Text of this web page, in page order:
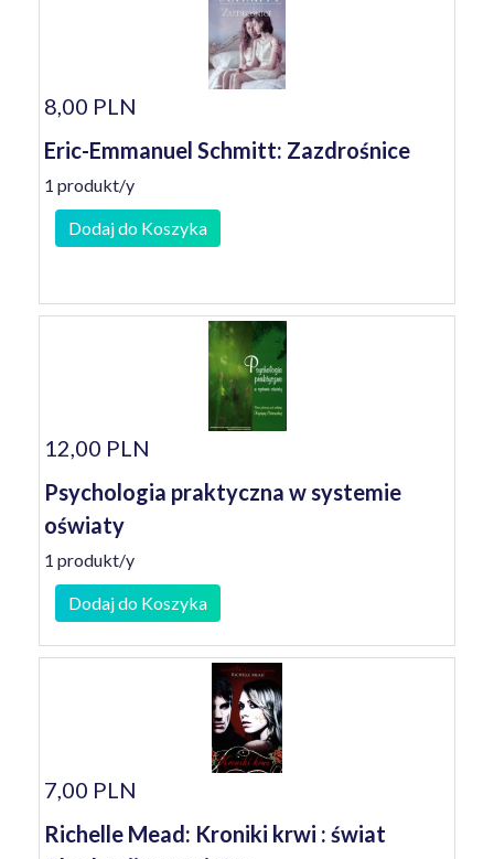
8,00 PLN
Eric-Emmanuel Schmitt: Zazdrośnice
1 produkt/y
Dodaj do Koszyka
12,00 PLN
Psychologia praktyczna w systemie
oświaty
1 produkt/y
Dodaj do Koszyka
7,00 PLN
Richelle Mead: Kroniki krwi : świat